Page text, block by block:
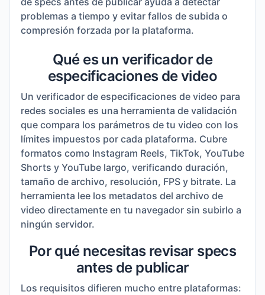
problemas a tiempo y evitar fallos de subida o
compresión forzada por la plataforma.
Qué es un verificador de
especificaciones de video
Un verificador de especificaciones de video para
redes sociales es una herramienta de validación
que compara los parámetros de tu video con los
límites impuestos por cada plataforma. Cubre
formatos como Instagram Reels, TikTok, YouTube
Shorts y YouTube largo, verificando duración,
tamaño de archivo, resolución, FPS y bitrate. La
herramienta lee los metadatos del archivo de
video directamente en tu navegador sin subirlo a
ningún servidor.
Por qué necesitas revisar specs
antes de publicar
Los requisitos difieren mucho entre plataformas: